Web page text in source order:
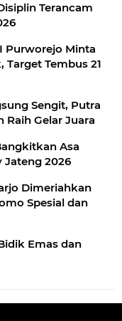
Terancam
Purworejo Minta
Tembus 21
Sengit, Putra
Raih Gelar Juara
Asa
Jateng 2026
Dimeriahkan
Spesial dan
Emas dan